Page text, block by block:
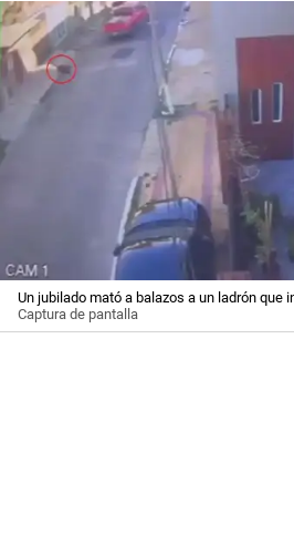
Un jubilado mató a balazos a un ladrón que
Captura de pantalla